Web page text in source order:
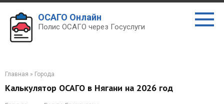
ОСАГО Онлайн
Полис ОСАГО через Госуслуги
Главная » Города
Калькулятор ОСАГО в Нягани на 2026 год